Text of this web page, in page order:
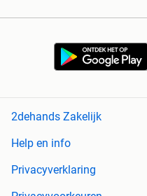
2dehands Zakelijk
Help en info
Privacyverklaring